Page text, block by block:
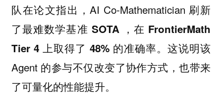
队在论文指出，AI Co-Mathematician 刷新
了最难数学基准 SOTA ，在 FrontierMath
Tier 4 上取得了 48% 的准确率。这说明该
Agent 的参与不仅改变了协作方式，也带来
了可量化的性能提升。